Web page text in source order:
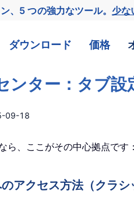
、5 つの強力なツール。少な
ダウンロード 価格
ンター：タブ設
09-18
、ここがその中心拠点です
アクセス方法（クラシ